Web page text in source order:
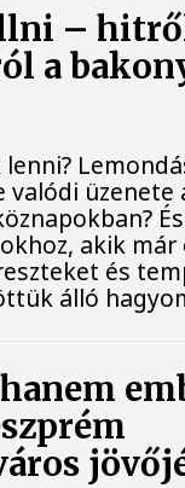
–
a
valódi üzenete
akik
és
álló